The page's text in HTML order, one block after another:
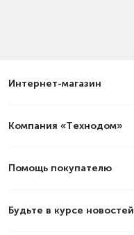
Интернет-магазин
Компания «Технодом»
Помощь покупателю
Будьте в курсе новостей